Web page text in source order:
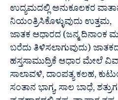
ಉದ್ಯಮದಲ್ಲಿ ಅನುಕೂಲಕರ
ನಿಯಂತ್ರಿಸಿಕೊಳ್ಳುವುದು ಉತ್ತಮ,
ಜಾತಕ ಆಧಾರದ (ಜನ್ಮ ದಿನಾಂಕ
ಬರೆದು ತಿಳಿಸಲಾಗುವುದು)
ಹಸ್ತಸಾಮುದ್ರಿಕೆ ಆಧಾರ ಮೇಲೆ
ಸಾಲಾವಳಿ, ದಾಂಪತ್ಯ ಕಲಹ,
ಸಂತಾನ ಭಾಗ್ಯ, ಸಾಲ ಬಾಧೆ,